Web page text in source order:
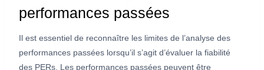
performances passées
Il est essentiel de reconnaître les limites de l’analyse des
performances passées lorsqu’il s’agit d’évaluer la fiabilité
des PERs. Les performances passées peuvent être